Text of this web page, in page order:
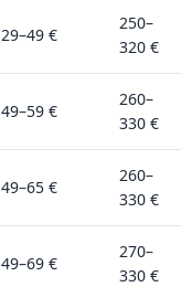
29–49 €
250–
320 €
49–59 €
260–
330 €
49–65 €
260–
330 €
49–69 €
270–
330 €